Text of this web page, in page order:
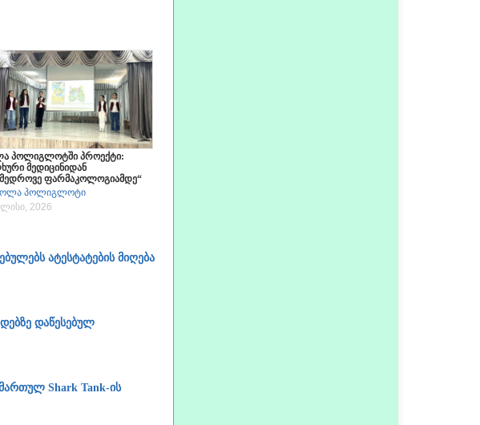
პოლიგლოტში პროექტი:
მედიცინიდან
ფარმაკოლოგიამდე“
პოლიგლოტი
2026
ატესტატების მიღება
დაწესებულ
Shark Tank-ის